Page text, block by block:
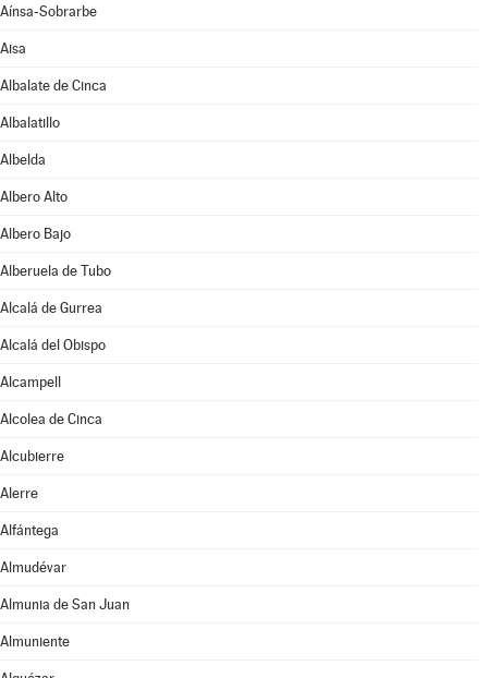
Aínsa-Sobrarbe
Aisa
Albalate de Cinca
Albalatillo
Albelda
Albero Alto
Albero Bajo
Alberuela de Tubo
Alcalá de Gurrea
Alcalá del Obispo
Alcampell
Alcolea de Cinca
Alcubierre
Alerre
Alfántega
Almudévar
Almunia de San Juan
Almuniente